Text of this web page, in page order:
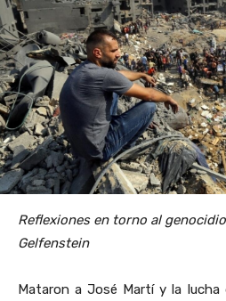
Reflexiones en torno al
Gelfenstein
Mataron a José Martí y la lucha